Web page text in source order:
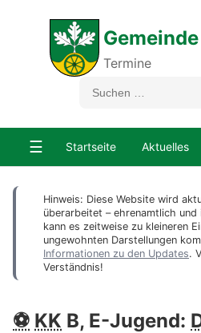
Termine
☰ Startseite Aktuelles
Hinweis: Diese Website wird
überarbeitet – ehrenamtlich
kann es zeitweise zu kleineren
ungewohnten Darstellungen
Informationen zu den Updates.
Verständnis!
⚽ KK B, E-Jugend: